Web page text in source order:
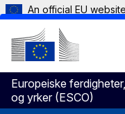
Skip to main content
An official EU website
Europeiske
og yrker (ESCO)